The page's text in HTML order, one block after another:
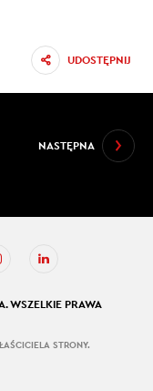
UDOSTĘPNIJ
NASTĘPNA
WSZELKIE PRAWA
STRONY.